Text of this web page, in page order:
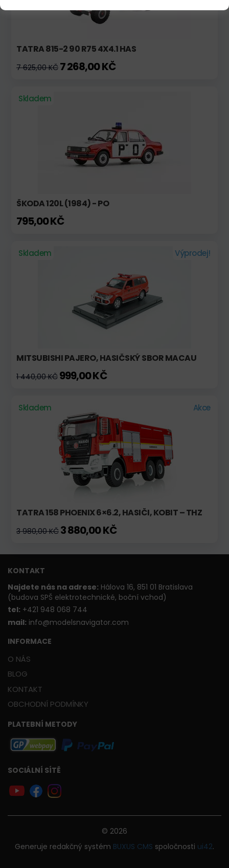
TATRA 815-2 90 R75 4X4.1 HAS
7 625,00 KČ 7 268,00 KČ
Skladem
ŠKODA 120L (1984) - PO
795,00 KČ
Skladem Výprodej!
MITSUBISHI PAJERO, HASIČSKÝ SBOR MACAU
1 440,00 KČ 999,00 KČ
Skladem Akce
TATRA 158 PHOENIX 6×6.2, HASIČI, KOBIT – THZ
3 980,00 KČ 3 880,00 KČ
KONTAKT
Najdete nás na adrese: Hálova 16, 851 01 Bratislava
(budova SPŠ elektrotechnické, boční vchod)
tel: +421 948 068 744
mail: info@modelsnavigator.com
INFORMACE
O NÁS
BLOG
KONTAKT
OBCHODNÍ PODMÍNKY
PLATEBNÍ METODY
SOCIÁLNÍ SÍTĚ
© 2026
Generuje redakčný systém BUXUS CMS spoločnosti ui42.